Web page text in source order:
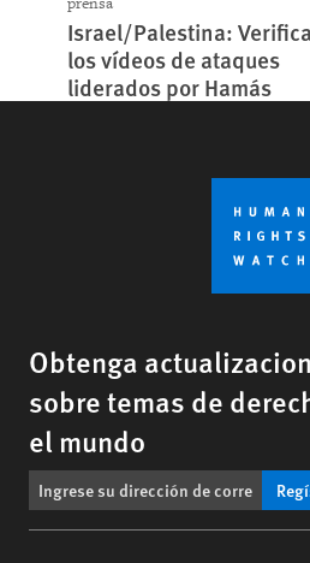
Israel/Palestina:
los vídeos de ataques
liderados por Hamás
Obtenga
sobre temas de
el mundo